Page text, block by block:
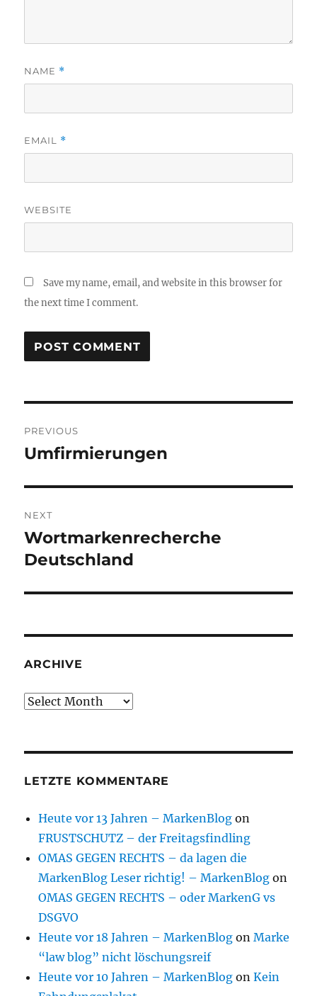
NAME *
EMAIL *
WEBSITE
Save my name, email, and website in this browser for
the next time I comment.
navigation
PREVIOUS
Previous
Umfirmierungen
NEXT
Next
post:
Wortmarkenrecherche
Deutschland
ARCHIVE
Archive
LETZTE KOMMENTARE
Heute vor 13 Jahren – MarkenBlog on
FRUSTSCHUTZ – der Freitagsfindling
OMAS GEGEN RECHTS – da lagen die
MarkenBlog Leser richtig! – MarkenBlog on
OMAS GEGEN RECHTS – oder MarkenG vs
DSGVO
Heute vor 18 Jahren – MarkenBlog onMarke
“law blog” nicht löschungsreif
Heute vor 10 Jahren – MarkenBlog onKein